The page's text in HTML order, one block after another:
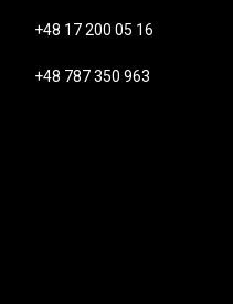
+48 17 200 05 16
+48 787 350 963